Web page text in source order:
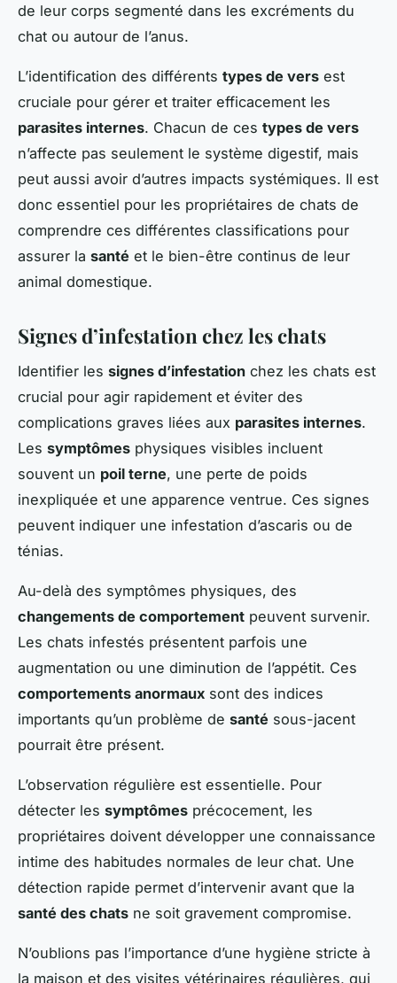
de leur corps segmenté dans les excréments du
chat ou autour de l’anus.
L’identification des différents types de vers est
cruciale pour gérer et traiter efficacement les
parasites internes. Chacun de ces types de vers
n’affecte pas seulement le système digestif, mais
peut aussi avoir d’autres impacts systémiques. Il est
donc essentiel pour les propriétaires de chats de
comprendre ces différentes classifications pour
assurer la santé et le bien-être continus de leur
animal domestique.
Signes d’infestation chez les chats
Identifier les signes d’infestation chez les chats est
crucial pour agir rapidement et éviter des
complications graves liées aux parasites internes.
Les symptômes physiques visibles incluent
souvent un poil terne, une perte de poids
inexpliquée et une apparence ventrue. Ces signes
peuvent indiquer une infestation d’ascaris ou de
ténias.
Au-delà des symptômes physiques, des
changements de comportement peuvent survenir.
Les chats infestés présentent parfois une
augmentation ou une diminution de l’appétit. Ces
comportements anormaux sont des indices
importants qu’un problème de santé sous-jacent
pourrait être présent.
L’observation régulière est essentielle. Pour
détecter les symptômes précocement, les
propriétaires doivent développer une connaissance
intime des habitudes normales de leur chat. Une
détection rapide permet d’intervenir avant que la
santé des chats ne soit gravement compromise.
N’oublions pas l’importance d’une hygiène stricte à
la maison et des visites vétérinaires régulières, qui